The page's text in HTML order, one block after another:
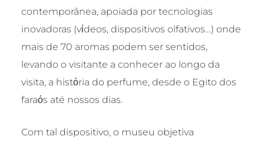
contemporânea, apoiada por tecnologias
inovadoras (vίdeos, dispositivos olfativos…) onde
mais de 70 aromas podem ser sentidos,
levando o visitante a conhecer ao longo da
visita, a histόria do perfume, desde o Egito dos
faraόs até nossos dias.
Com tal dispositivo, o museu objetiva